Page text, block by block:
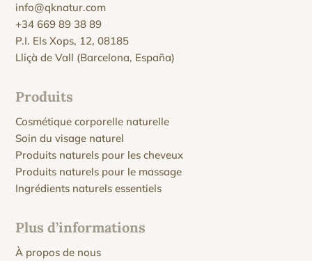
info@qknatur.com
+34 669 89 38 89
P.I. Els Xops, 12, 08185
Lliçà de Vall (Barcelona, España)
Produits
Cosmétique corporelle naturelle
Soin du visage naturel
Produits naturels pour les cheveux
Produits naturels pour le massage
Ingrédients naturels essentiels
Plus d’informations
À propos de nous